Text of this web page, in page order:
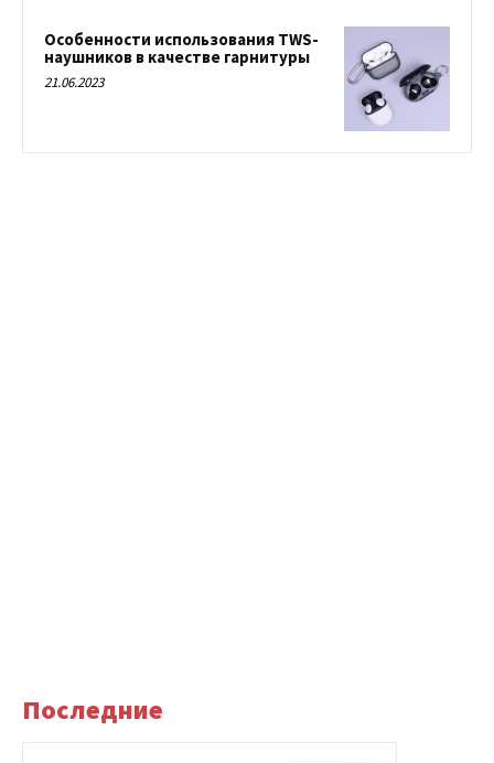
Особенности использования TWS-
наушников в качестве гарнитуры
21.06.2023
Последние